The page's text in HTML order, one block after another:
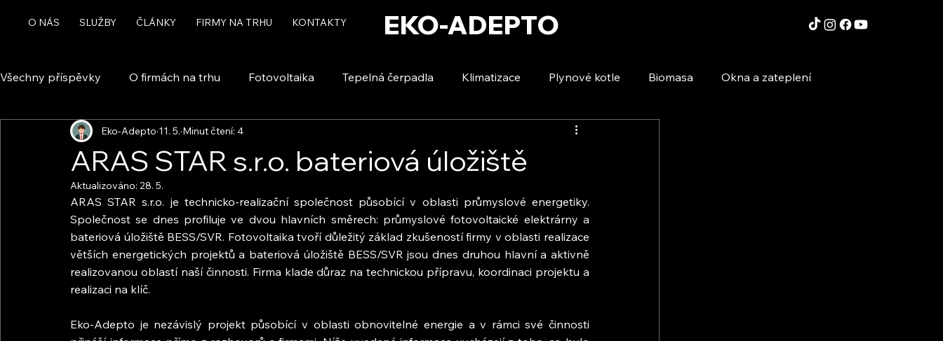
O NÁS SLUŽBY ČLÁNKY FIRMY NA TRHU KONTAKTY EKO-ADEPTO
Všechny příspěvky O firmách na trhu Fotovoltaika Tepelná čerpadla Klimatizace Plynové kotle Biomasa Okna a zateplení
Rekuperace a větrání Chytrá domácnost a automatizace Voda a úspory
ARAS STAR s.r.o. bateriová úložiště
Eko-Adepto 11. 5. Minut čtení: 4
Aktualizováno: 28. 5.
ARAS STAR s.r.o. je technicko-realizační společnost působící v oblasti průmyslové energetiky.
Společnost se dnes profiluje ve dvou hlavních směrech: průmyslové fotovoltaické elektrárny a
bateriová úložiště BESS/SVR. Fotovoltaika tvoří důležitý základ zkušeností firmy v oblasti realizace
větších energetických projektů a bateriová úložiště BESS/SVR jsou dnes druhou hlavní a aktivně
realizovanou oblastí naší činnosti. Firma klade důraz na technickou přípravu, koordinaci projektu a
realizaci na klíč.
Eko-Adepto je nezávislý projekt působící v oblasti obnovitelné energie a v rámci své činnosti